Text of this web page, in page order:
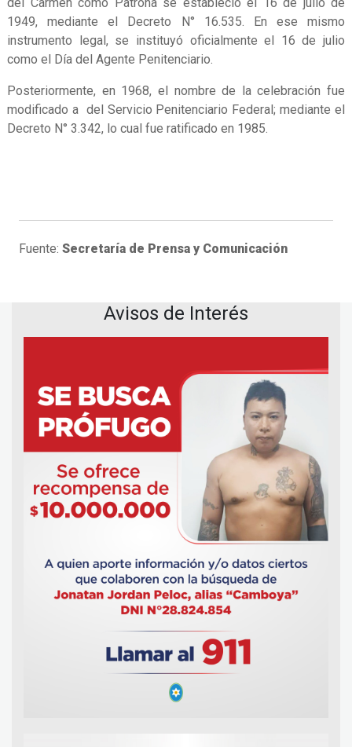
1949, mediante el Decreto N° 16.535. En ese mismo
instrumento legal, se instituyó oficialmente el 16 de julio
como el Día del Agente Penitenciario.
Posteriormente, en 1968, el nombre de la celebración fue
modificado a del Servicio Penitenciario Federal; mediante el
Decreto N° 3.342, lo cual fue ratificado en 1985.
Fuente: Secretaría de Prensa y Comunicación
Avisos de Interés